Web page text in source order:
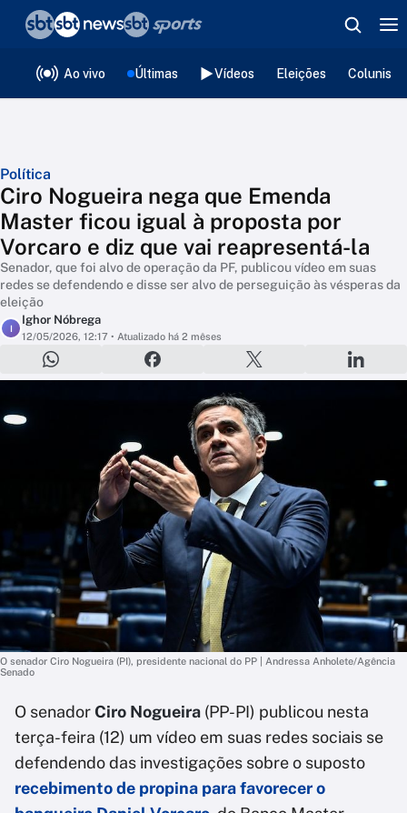
Ao vivo Últimas Vídeos Eleições
Política
Ciro Nogueira nega que Emenda
Master ficou igual à proposta por
Vorcaro e diz que vai reapresentá-la
Senador, que foi alvo de operação da PF, publicou vídeo em suas
redes se defendendo e disse ser alvo de perseguição às vésperas da
eleição
I
Ighor Nóbrega
12/05/2026, 12:17 • Atualizado há 2 mêses
O senador Ciro Nogueira (PI), presidente nacional do PP | Andressa Anholete/Agência
Senado
O senadorCiro Nogueira (PP-PI) publicou nesta
terça-feira (12) um vídeo em suas redes sociais se
defendendo das investigações sobre o suposto
recebimento de propina para favorecer o
❮voltar
Editorias